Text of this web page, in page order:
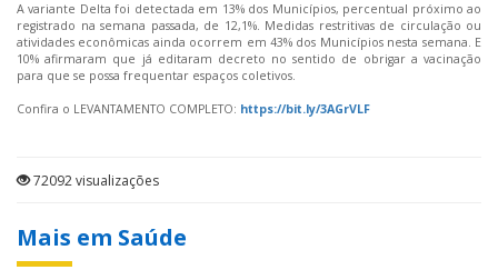
A variante Delta foi detectada em 13% dos Municípios, percentual próximo ao
registrado na semana passada, de 12,1%. Medidas restritivas de circulação ou
atividades econômicas ainda ocorrem em 43% dos Municípios nesta semana. E
10% afirmaram que já editaram decreto no sentido de obrigar a vacinação
para que se possa frequentar espaços coletivos.
Confira o LEVANTAMENTO COMPLETO: https://bit.ly/3AGrVLF
72092 visualizações
Mais em Saúde